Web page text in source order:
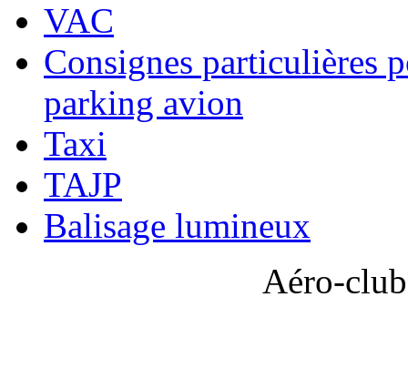
VAC
Consignes particulières
parking avion
Taxi
TAJP
Balisage lumineux
Aéro-